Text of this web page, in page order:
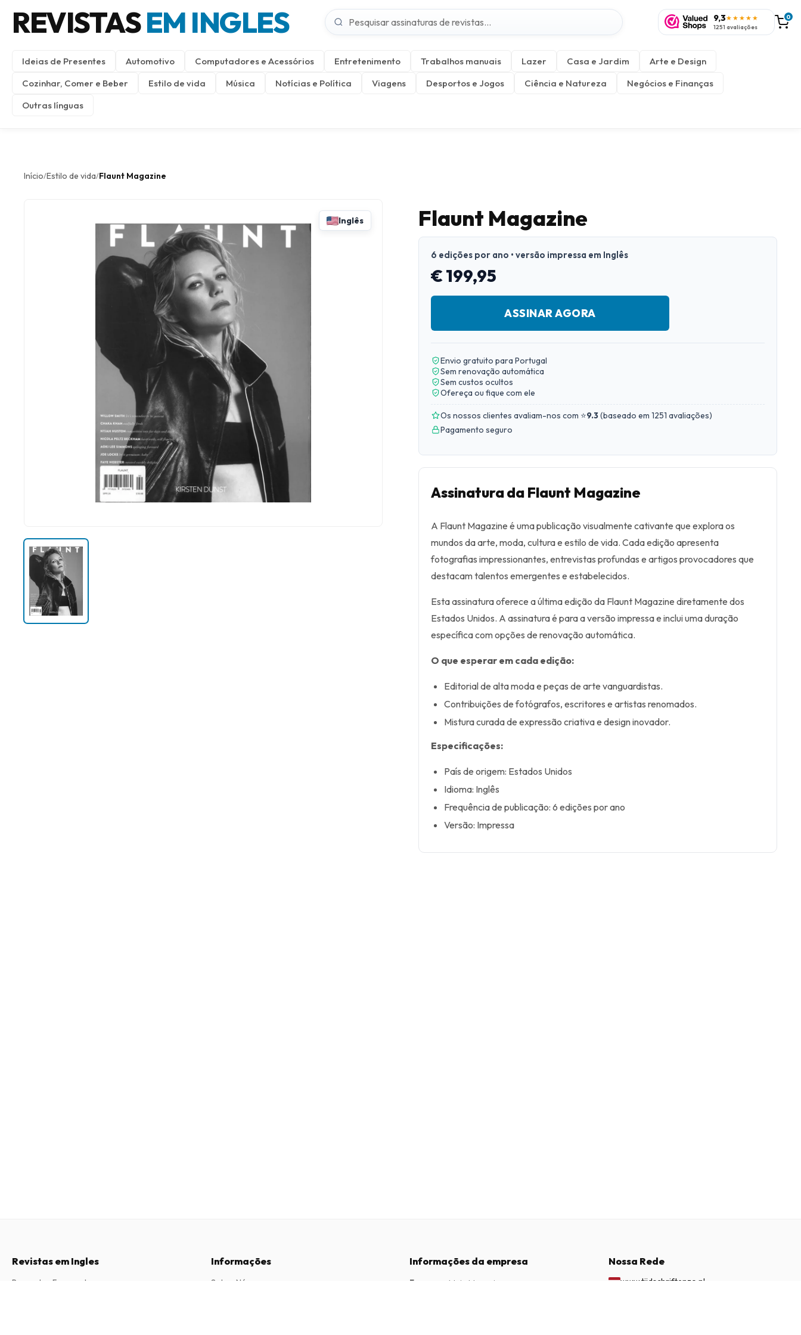
REVISTASEM INGLES 9,3★★★★★
1251 avaliações
0
Ideias de Presentes Automotivo Computadores e Acessórios Entretenimento Trabalhos manuais Lazer Casa e Jardim
Arte e Design
Cozinhar, Comer e Beber
Estilo de vida Música Notícias e Política Viagens Desportos e Jogos Ciência e Natureza
Negócios e Finanças
Outras línguas
Início/Estilo de vida/Flaunt Magazine
Inglês Flaunt Magazine
6 edições por ano • versão impressa em Inglês
€ 199,95
ASSINAR AGORA
Envio gratuito para Portugal
Sem renovação automática
Sem custos ocultos
Ofereça ou fique com ele
Os nossos clientes avaliam-nos com ⭐9.3(baseado em 1251 avaliações)
Pagamento seguro
Assinatura da Flaunt Magazine
A Flaunt Magazine é uma publicação visualmente cativante que explora os
mundos da arte, moda, cultura e estilo de vida. Cada edição apresenta
fotografias impressionantes, entrevistas profundas e artigos provocadores que
destacam talentos emergentes e estabelecidos.
Esta assinatura oferece a última edição da Flaunt Magazine diretamente dos
Estados Unidos. A assinatura é para a versão impressa e inclui uma duração
específica com opções de renovação automática.
O que esperar em cada edição:
Editorial de alta moda e peças de arte vanguardistas.
Contribuições de fotógrafos, escritores e artistas renomados.
Mistura curada de expressão criativa e design inovador.
Especificações:
País de origem: Estados Unidos
Idioma: Inglês
Frequência de publicação: 6 edições por ano
Versão: Impressa
Revistas em Ingles
Perguntas Frequentes
Informações
Sobre Nós
Informações da empresa
Empresa
Maja Magazines
Nossa Rede
www.tijdschriftenzo.nl